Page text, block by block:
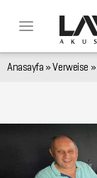
Anasayfa »Verweise »